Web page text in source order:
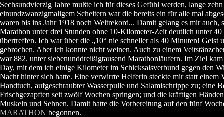
Sechsundvierzig Jahre mußte ich für dieses Gefühl werden, lange
einundzwanzigmaligem Scheitern war die bereits ein für alle mal
waren bis ins Jahr 1918 noch Weltrekord... Damit gelang es mir auch,
Marathon unter drei Stunden ohne 10-Kilometer-Zeit deutlich unter
übertreffen. Ich war über die „10“ nie schneller als 40 Minuten! Geist
gebrochen. Aber ich konnte nicht weinen. Auch zu einem
war 882. unter siebenunddreißigtausend Marathonläufern. Im Ziel
Day, mit dem ich einige Kilometer im Schicksalsverbund gegen den
Nacht hinter sich hatte. Eine verwirrte Helferin steckte mir statt einem
Handtuch, aufgeschraubter Wasserpulle und Salamischrippe zu; eine
Frischgezapften seit zwölf Wochen springen; und die kräftigen
Muskeln und Sehnen. Damit hatte die Vorbereitung auf den fünf
MARATHON begonnen.